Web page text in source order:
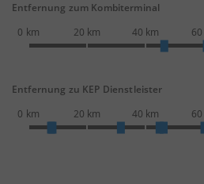
Entfernung zum Kombiterminal
0 km
20 km 40 km
Entfernung zu KEP Dienstleister
0 km
20 km 40 km